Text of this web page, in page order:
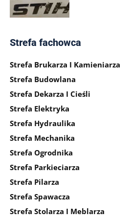
Strefa fachowca
Strefa Brukarza I Kamieniarza
Strefa Budowlana
Strefa Dekarza I Cieśli
Strefa Elektryka
Strefa Hydraulika
Strefa Mechanika
Strefa Ogrodnika
Strefa Parkieciarza
Strefa Pilarza
Strefa Spawacza
Strefa Stolarza I Meblarza